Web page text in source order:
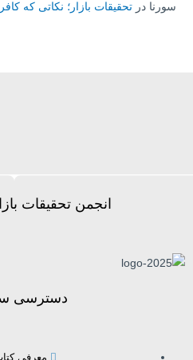
سورنا درتحقیقات بازار؛ نکاتی که
انجمن تحقیقات
دسترسی
معرفی